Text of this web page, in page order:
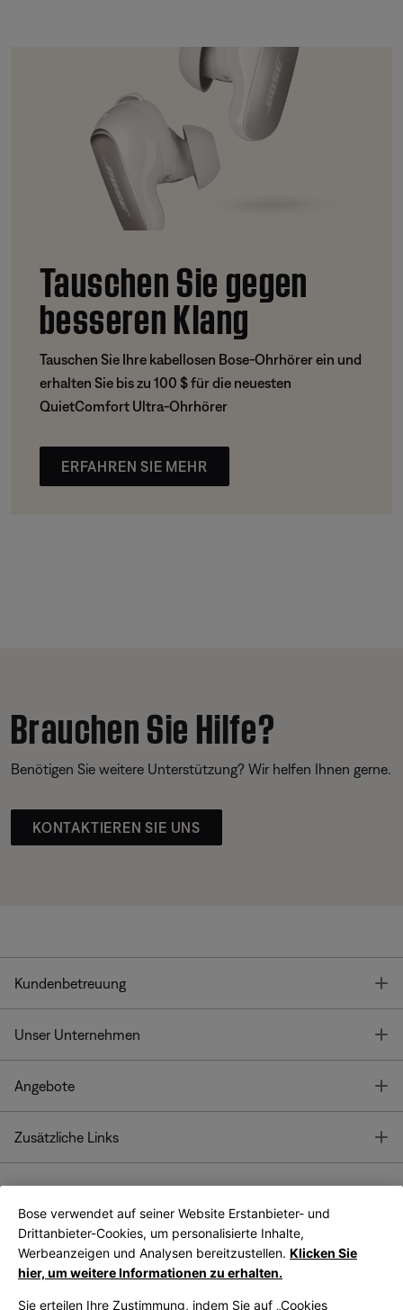
Tauschen Sie gegen
besseren Klang
Tauschen Sie Ihre kabellosen Bose-Ohrhörer ein und
erhalten Sie bis zu 100 $ für die neuesten
QuietComfort Ultra-Ohrhörer
ERFAHREN SIE MEHR
Brauchen Sie Hilfe?
Benötigen Sie weitere Unterstützung? Wir helfen Ihnen gerne.
KONTAKTIEREN SIE UNS
Kundenbetreuung
Unser Unternehmen
Angebote
Zusätzliche Links
Bose App
Bose Connect
App
Bose verwendet auf seiner Website Erstanbieter- und
Drittanbieter-Cookies, um personalisierte Inhalte,
Werbeanzeigen und Analysen bereitzustellen. Klicken Sie
hier, um weitere Informationen zu erhalten.
Sie erteilen Ihre Zustimmung, indem Sie auf „Cookies